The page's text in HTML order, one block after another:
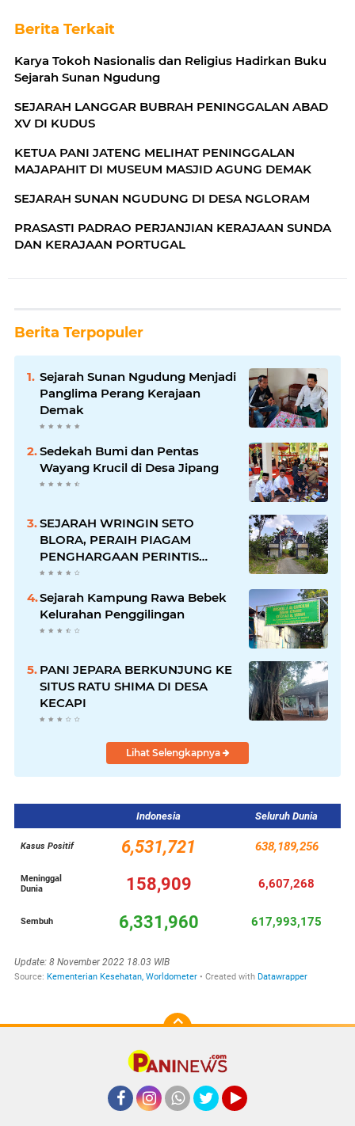
Berita Terkait
Karya Tokoh Nasionalis dan Religius Hadirkan Buku
Sejarah Sunan Ngudung
SEJARAH LANGGAR BUBRAH PENINGGALAN ABAD
XV DI KUDUS
KETUA PANI JATENG MELIHAT PENINGGALAN
MAJAPAHIT DI MUSEUM MASJID AGUNG DEMAK
SEJARAH SUNAN NGUDUNG DI DESA NGLORAM
PRASASTI PADRAO PERJANJIAN KERAJAAN SUNDA
DAN KERAJAAN PORTUGAL
Berita Terpopuler
Sejarah Sunan Ngudung Menjadi
Panglima Perang Kerajaan
Demak
Sedekah Bumi dan Pentas
Wayang Krucil di Desa Jipang
SEJARAH WRINGIN SETO
BLORA, PERAIH PIAGAM
PENGHARGAAN PERINTIS
LINGKUNGAN DARI GUBERNUR
Sejarah Kampung Rawa Bebek
Kelurahan Penggilingan
PANI JEPARA BERKUNJUNG KE
SITUS RATU SHIMA DI DESA
KECAPI
Lihat Selengkapnya